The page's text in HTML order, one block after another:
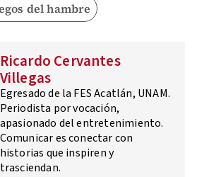
del hambre
Ricardo Cervantes
Villegas
Egresado de la FES Acatlán, UNAM.
Periodista por vocación,
apasionado del entretenimiento.
Comunicar es conectar con
historias que inspiren y
trasciendan.